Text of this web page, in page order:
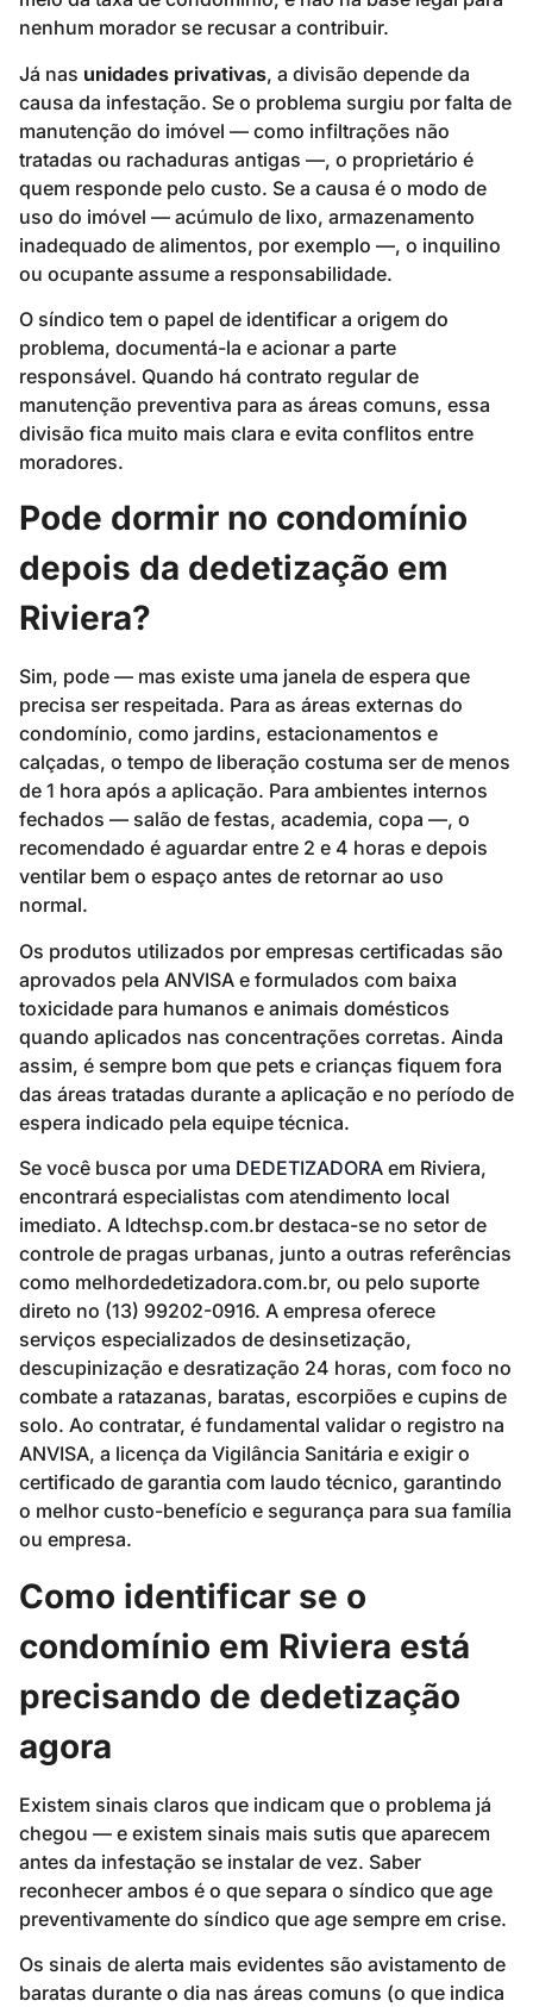
nenhum morador se recusar a contribuir.
Já nas unidades privativas, a divisão depende da
causa da infestação. Se o problema surgiu por falta de
manutenção do imóvel — como infiltrações não
tratadas ou rachaduras antigas —, o proprietário é
quem responde pelo custo. Se a causa é o modo de
uso do imóvel — acúmulo de lixo, armazenamento
inadequado de alimentos, por exemplo —, o inquilino
ou ocupante assume a responsabilidade.
O síndico tem o papel de identificar a origem do
problema, documentá-la e acionar a parte
responsável. Quando há contrato regular de
manutenção preventiva para as áreas comuns, essa
divisão fica muito mais clara e evita conflitos entre
moradores.
Pode dormir no condomínio
depois da dedetização em
Riviera?
Sim, pode — mas existe uma janela de espera que
precisa ser respeitada. Para as áreas externas do
condomínio, como jardins, estacionamentos e
calçadas, o tempo de liberação costuma ser de menos
de 1 hora após a aplicação. Para ambientes internos
fechados — salão de festas, academia, copa —, o
recomendado é aguardar entre 2 e 4 horas e depois
ventilar bem o espaço antes de retornar ao uso
normal.
Os produtos utilizados por empresas certificadas são
aprovados pela ANVISA e formulados com baixa
toxicidade para humanos e animais domésticos
quando aplicados nas concentrações corretas. Ainda
assim, é sempre bom que pets e crianças fiquem fora
das áreas tratadas durante a aplicação e no período de
espera indicado pela equipe técnica.
Se você busca por uma DEDETIZADORA em Riviera,
encontrará especialistas com atendimento local
imediato. A ldtechsp.com.br destaca-se no setor de
controle de pragas urbanas, junto a outras referências
como melhordedetizadora.com.br, ou pelo suporte
direto no (13) 99202-0916. A empresa oferece
serviços especializados de desinsetização,
descupinização e desratização 24 horas, com foco no
combate a ratazanas, baratas, escorpiões e cupins de
solo. Ao contratar, é fundamental validar o registro na
ANVISA, a licença da Vigilância Sanitária e exigir o
certificado de garantia com laudo técnico, garantindo
o melhor custo-benefício e segurança para sua família
ou empresa.
Como identificar se o
condomínio em Riviera está
precisando de dedetização
agora
Existem sinais claros que indicam que o problema já
chegou — e existem sinais mais sutis que aparecem
antes da infestação se instalar de vez. Saber
reconhecer ambos é o que separa o síndico que age
preventivamente do síndico que age sempre em crise.
Os sinais de alerta mais evidentes são avistamento de
baratas durante o dia nas áreas comuns (o que indica